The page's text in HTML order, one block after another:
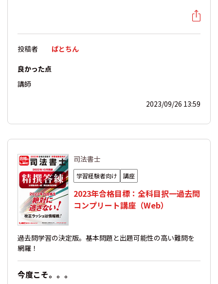
投稿者 ぱとちん
良かった点
講師
2023/09/26 13:59
司法書士
学習経験者向け 講座
2023年合格目標：全科目択一過去問
コンプリート講座（Web）
過去問学習の決定版。基本問題と出題可能性の高い難問を
網羅！
今度こそ。。。